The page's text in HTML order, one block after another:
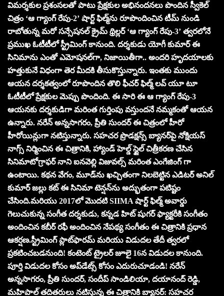
విమర్శకుల ప్రశంసలతో పాటు ప్రేక్షకుల అభినందనలు పొందిన స్వీకెల్‌
చిత్రం ‘ఆ గ్యాంగ్‌ రేపు-2’ షార్ట్‌ ఫిల్మ్‌ను రూపొందించిన టీమ్‌ నుండి
రాబోతున్న మరో సన్సేషనల్‌ క్రైమ్‌ థ్రిల్లర్‌ ‘ఆ గ్యాంగ్‌ రేపు-3’ త్వరలోనే
ప్రముఖ ఓటీటీలో స్ట్రీమింగ్‌ కానుంది. దర్శకుడు యోగీ కుమార్‌ ఈ
సినిమాను ఎంతో ఎమోషనల్‌గా, నిజాయితీగా.. అందరి హృదయాలకు
హత్తుకునే విధంగా తెర మీదకి తీసుకొస్తున్నారు. ఇంతకు ముందు
ఆయన దర్శకత్వంలో రూపొందిన తొలి ఫీచర్‌ ఫిల్మ్‌ లవ్‌ యూ టూ
ఓటీటీలో ప్రేక్షకుల మెప్పు పొందింది. ఈ సారి ఈ ఆ గ్యాంగ్‌ రేపు-3
ఆయనకు దర్శకుడిగా మరింత గుర్తింపు వస్తుందనే నమ్మకంతో ఆయన
ఉన్నారు. నరేన్‌ అన్నసాగరం, ప్రీతి సుందర్‌ ఈ చిత్రంలో హీరో
హీరోయిన్లుగా నటిస్తున్నారు. సహచర ప్రొడక్షన్స్ బ్యానర్‌పై నోక్షియస్
నాగ్స్ నిర్మించిన ఈ చిత్రానికి, హ్యాండ్ హెల్డ్ స్టైల్ చిత్రీకరణ చేసిన
సినిమాటోగ్రాఫర్ నాని ఐనవెల్లి విజువల్స్ మరింత ఎంగేజింగ్ గా
ఉంటాయి. కథన వేగం, మూడ్‌ను ఖచ్చితంగా నిలబెట్టిన ఎడిటర్ అనిల్
కుమార్ జల్లు కట్ ఈ సినిమా టెన్షన్‌ను అద్భుతంగా పటిష్టం
చేసింది.మరియు 2017లో మొదటి SIIMA షార్ట్ ఫిల్మ్ అవార్డు
గెలుచుకున్న సంగీత దర్శకుడు, కన్నడ హిట్ షుగర్ ఫ్యాక్టరీకి సంగీతం
అందించిన కబీర్ రఫీ అందించిన నేపథ్య సంగీతం ఈ చిత్రానికి ప్రధాన
ఆకర్షణ.స్ట్రీమింగ్ ప్లాట్‌ఫారమ్ మరియు విడుదల తేదీ త్వరలో
ప్రకటించబడనుంది! కంటెంట్ ట్రైలర్ జూలై 16న విడుదల కానుంది.
పూర్తి విడుదల కోసం అప్‌డేట్స్ కోసం ఎదురుచూడండి! నరేన్‌
అన్నసాగరం, ప్రీతి సుందర్‌, సందీప్‌ సాండిలియా, దయానంద్‌ రెడ్డి,
మహిపాల్‌ తదితరులు నటిస్తున్న ఈ చిత్రానికి బ్యానర్‌: సహచర